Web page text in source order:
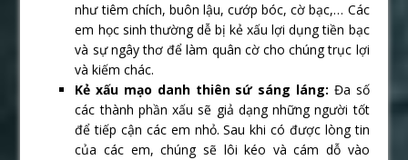
như tiêm chích, buôn lậu, cướp bóc, cờ bạc,… Các
em học sinh thường dễ bị kẻ xấu lợi dụng tiền bạc
và sự ngây thơ để làm quân cờ cho chúng trục lợi
và kiếm chác.
Kẻ xấu mạo danh thiên sứ sáng láng: Đa số
các thành phần xấu sẽ giả dạng những người tốt
để tiếp cận các em nhỏ. Sau khi có được lòng tin
của các em, chúng sẽ lôi kéo và cám dỗ vào